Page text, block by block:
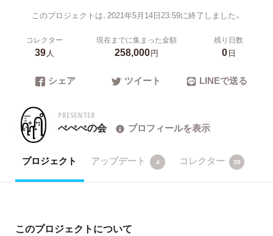
このプロジェクトは、2021年5月14日23:59に終了しました。
コレクター
39人
現在までに集まった金額
258,000円
残り日数
0日
シェア ツイート LINEで送る
PRESENTER
ぺぺぺの会 プロフィールを表示
プロジェクト アップデート 4 コレクター 39
このプロジェクトについて